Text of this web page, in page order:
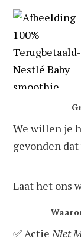
We willen je
gevonden
Laat het ons
✅ ActieNiet